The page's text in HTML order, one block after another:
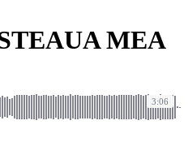
MEA
3:06